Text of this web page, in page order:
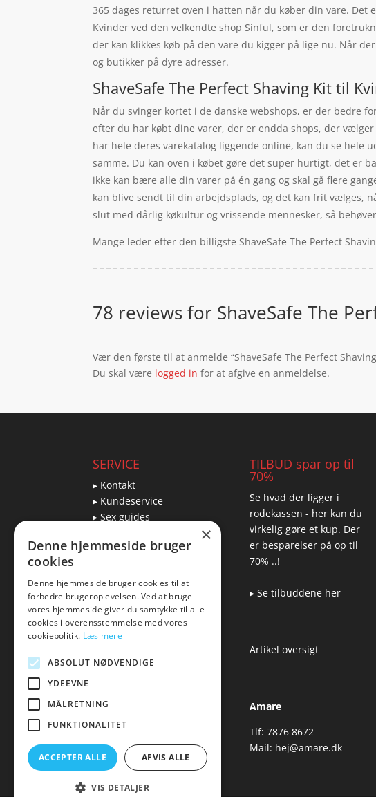
365 dages returret oven i hatten når du køber din vare. Det
Kvinder ved den velkendte shop Sinful, som er den
der kan klikkes køb på den vare du kigger på lige nu. Når
og butikker på dyre adresser.
ShaveSafe The Perfect Shaving Kit til
Når du svinger kortet i de danske webshops, er der bedre
efter du har købt dine varer, der er endda shops, der
har hele deres varekatalog liggende online, kan du se hele
samme. Du kan oven i købet gøre det super hurtigt, det er
ikke kan bære alle din varer på én gang og skal gå flere
kan blive sendt til din arbejdsplads, og det kan frit vælges,
slut med dårlig køkultur og vrissende mennesker, så
Mange leder efter den billigste ShaveSafe The Perfect
78 reviews for ShaveSafe The
Vær den første til at anmelde “ShaveSafe The Perfect
Du skal være logged in for at afgive en anmeldelse.
SERVICE
▸ Kontakt
▸ Kundeservice
▸ Sex guides
▸ Returnering
Blog
Pris, kvalitet & sexlegetøj
– hvordan hænger det
sammen?
TILBUD spar op til
70%
Se hvad der ligger i
rodekassen - her kan du
virkelig gøre et kup. Der
er besparelser på op til
70% ..!
▸ Se tilbuddene her
Artikel oversigt
Amare
Tlf: 7876 8672
Mail: hej@amare.dk
×
Denne hjemmeside bruger
cookies
Denne hjemmeside bruger cookies til at
forbedre brugeroplevelsen. Ved at bruge
vores hjemmeside giver du samtykke til alle
cookies i overensstemmelse med vores
cookiepolitik. Læs mere
ABSOLUT NØDVENDIGE
YDEEVNE
MÅLRETNING
FUNKTIONALITET
ACCEPTER ALLE AFVIS ALLE
VIS DETALJER